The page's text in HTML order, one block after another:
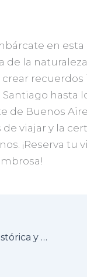
en
de la
hasta
de Buenos
de viajar y la
¡Reserva tu
Descubre la esencia histórica y cultural de Bogotá en nuestro City Tour por Monserrat y la Candelaria